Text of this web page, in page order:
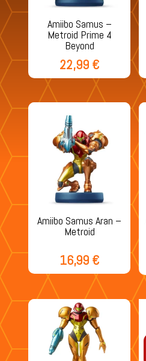
Amiibo Samus –
Metroid Prime 4
Beyond
22,99 €
Amiibo Samus Aran –
Metroid
16,99 €